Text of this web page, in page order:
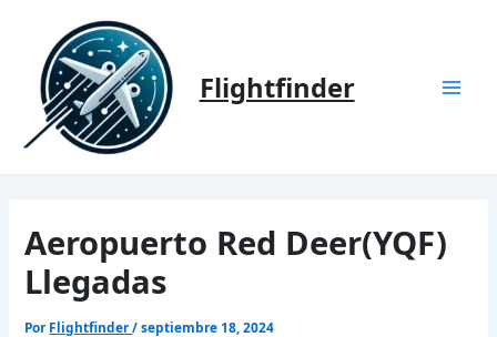
contenido
Flightfinder
Aeropuerto Red Deer(YQF)
Llegadas
Por Flightfinder/septiembre 18, 2024